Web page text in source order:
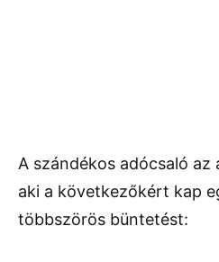
A szándékos adócsaló az
aki a következőkért kap
többszörös büntetést: